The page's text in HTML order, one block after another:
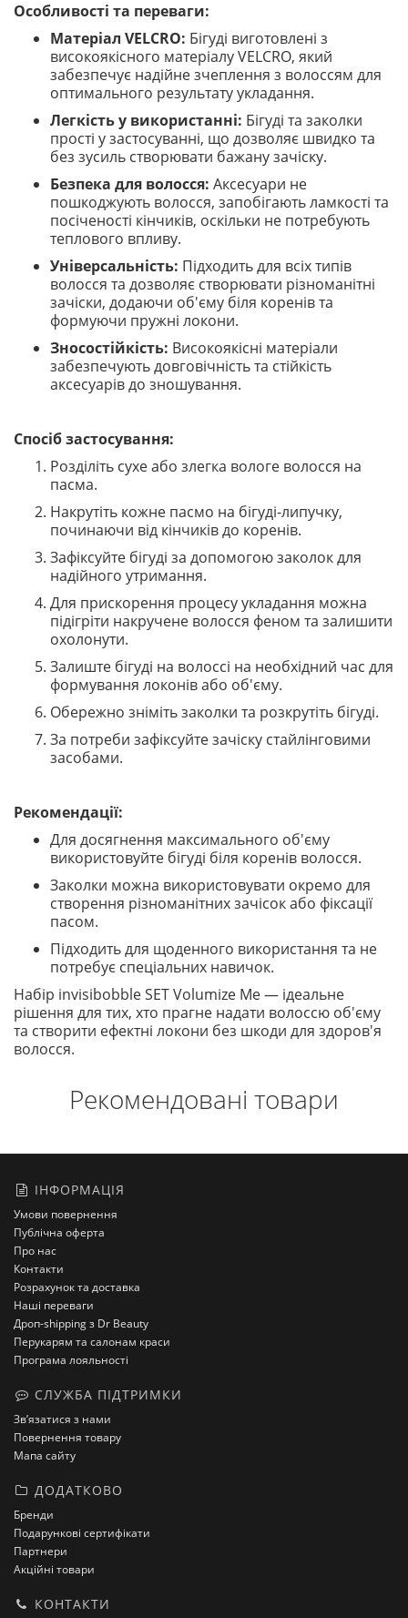
Особливості та переваги:
Матеріал VELCRO: Бігуді виготовлені з
високоякісного матеріалу VELCRO, який
забезпечує надійне зчеплення з волоссям для
оптимального результату укладання.
Легкість у використанні: Бігуді та заколки
прості у застосуванні, що дозволяє швидко та
без зусиль створювати бажану зачіску.
Безпека для волосся: Аксесуари не
пошкоджують волосся, запобігають ламкості та
посіченості кінчиків, оскільки не потребують
теплового впливу.
Універсальність: Підходить для всіх типів
волосся та дозволяє створювати різноманітні
зачіски, додаючи об'єму біля коренів та
формуючи пружні локони.
Зносостійкість: Високоякісні матеріали
забезпечують довговічність та стійкість
аксесуарів до зношування.
Спосіб застосування:
Розділіть сухе або злегка вологе волосся на
пасма.
Накрутіть кожне пасмо на бігуді-липучку,
починаючи від кінчиків до коренів.
Зафіксуйте бігуді за допомогою заколок для
надійного утримання.
Для прискорення процесу укладання можна
підігріти накручене волосся феном та залишити
охолонути.
Залиште бігуді на волоссі на необхідний час для
формування локонів або об'єму.
Обережно зніміть заколки та розкрутіть бігуді.
За потреби зафіксуйте зачіску стайлінговими
засобами.
Рекомендації:
Для досягнення максимального об'єму
використовуйте бігуді біля коренів волосся.
Заколки можна використовувати окремо для
створення різноманітних зачісок або фіксації
пасом.
Підходить для щоденного використання та не
потребує спеціальних навичок.
Набір invisibobble SET Volumize Me — ідеальне
рішення для тих, хто прагне надати волоссю об'єму
та створити ефектні локони без шкоди для здоров'я
волосся.
Рекомендовані товари
ІНФОРМАЦІЯ
Умови повернення
Публічна оферта
Про нас
Контакти
Розрахунок та доставка
Наші переваги
Дроп-shipping з Dr Beauty
Перукарям та салонам краси
Програма лояльності
СЛУЖБА ПІДТРИМКИ
Зв’язатися з нами
Повернення товару
Мапа сайту
ДОДАТКОВО
Бренди
Подарункові сертифікати
Партнери
Акційні товари
КОНТАКТИ